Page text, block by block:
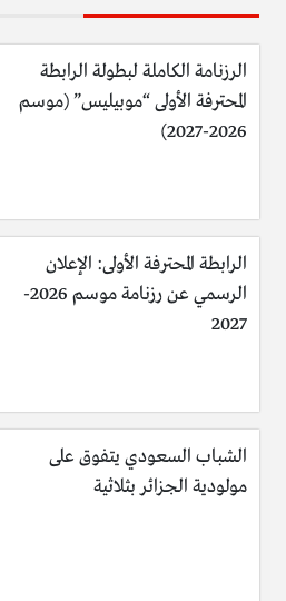
الرزنامة الكاملة لبطولة الرابطة
المحترفة الأولى “موبيليس” (موسم
2026-2027)
الرابطة المحترفة الأولى: الإعلان
الرسمي عن رزنامة موسم 2026-
2027
الشباب السعودي يتفوق على
مولودية الجزائر بثلاثية